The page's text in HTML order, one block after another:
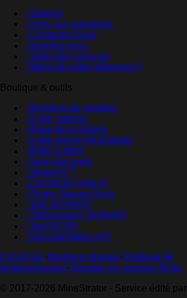
- Support
- Foire aux questions
- Contactez-nous
- Appelez-nous
- Statut des services
- Marre de votre hébergeur ?
Boutique & outils
- Boutique de goodies
- Carte cadeau
- Roue de la fortune
- Code promo MineStrator
- Boîte à idées
- Suivi des bugs
- StratorAI™
- Connecter votre IA
- Plugin Stream Deck
- Test JSONAPI
- Téléchargez JSONAPI
- Test RCON
- Documentation API
CGV/CGU· Mentions légales· Politique de
remboursement·Signaler un contenu illicite
© 2017-2026 MineStrator - Service édité par